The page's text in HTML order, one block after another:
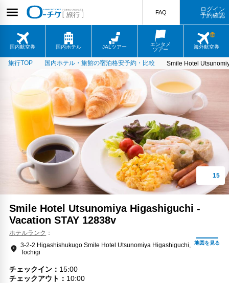
国内航空券 国内ホテル JALツアー
エンタメ
ツアー
海外航空券
FAQ
ログイン
予約確認
旅行TOP 国内ホテル・旅館の宿泊格安予約・比較 Smile Hotel
Smile Hotel Utsunomiya Higashiguchi -
Vacation STAY 12838v
ホテルランク
3-2-2 Higashishukugo Smile Hotel Utsunomiya Higashiguchi,
Tochigi
チェックイン
15:00
チェックアウト
10:00